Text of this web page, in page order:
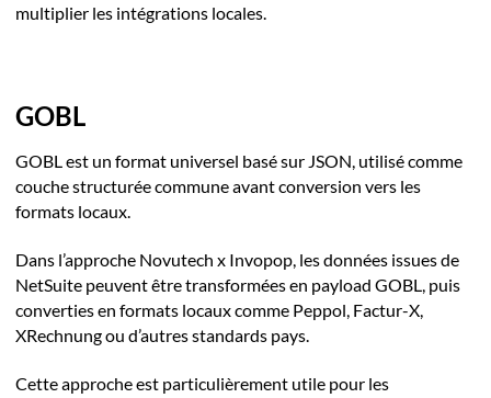
multiplier les intégrations locales.
GOBL
GOBL est un format universel basé sur JSON, utilisé comme
couche structurée commune avant conversion vers les
formats locaux.
Dans l’approche Novutech x Invopop, les données issues de
NetSuite peuvent être transformées en payload GOBL, puis
converties en formats locaux comme Peppol, Factur-X,
XRechnung ou d’autres standards pays.
Cette approche est particulièrement utile pour les